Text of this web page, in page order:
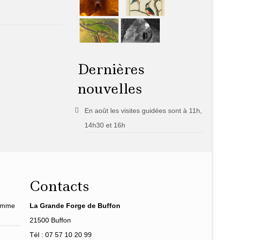
Dernières
nouvelles
En août les visites guidées sont à 11h,
14h30 et 16h
Contacts
La Grande Forge de Buffon
21500 Buffon
Tél : 07 57 10 20 99